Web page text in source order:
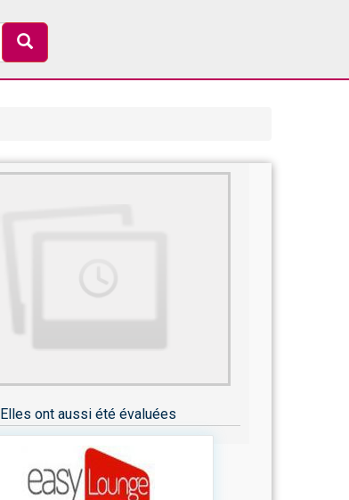
Elles ont aussi été évaluées